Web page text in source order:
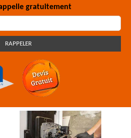
gratuitement